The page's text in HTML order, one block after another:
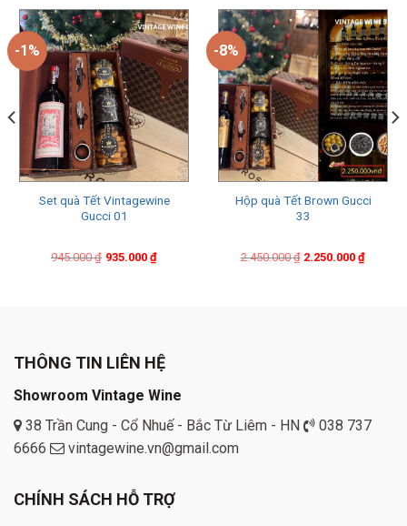
-1%
Set quà Tết Vintagewine
Gucci 01
945.000₫
Original
935.000 ₫
Current
-8%
Hộp quà Tết Brown Gucci
33
2.450.000₫
Original
2.250.000₫
Current
THÔNG TIN LIÊN HỆ
Showroom Vintage Wine
38 Trần Cung - Cổ Nhuế - Bắc Từ Liêm - HN
038 737
6666
vintagewine.vn@gmail.com
CHÍNH SÁCH HỖ TRỢ